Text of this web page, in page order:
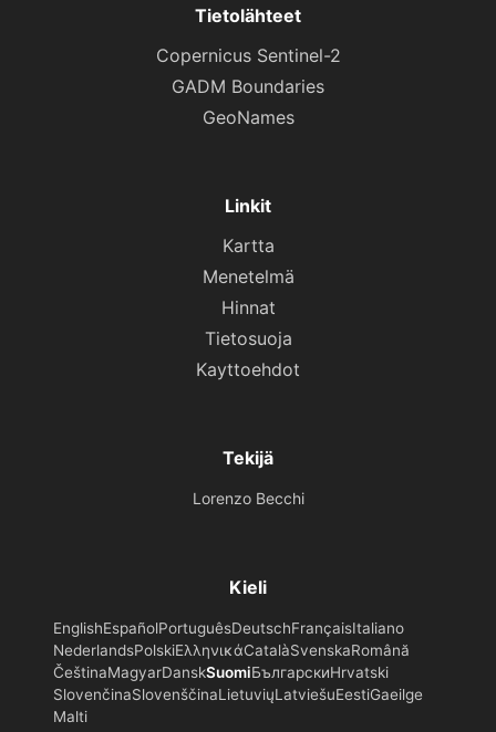
Tietolähteet
Copernicus Sentinel-2
GADM Boundaries
GeoNames
Linkit
Kartta
Menetelmä
Hinnat
Tietosuoja
Kayttoehdot
Tekijä
Lorenzo Becchi
Kieli
EnglishEspañolPortuguêsDeutschFrançaisItaliano
NederlandsPolskiΕλληνικάCatalàSvenskaRomână
ČeštinaMagyarDanskSuomiБългарскиHrvatski
SlovenčinaSlovenščinaLietuviųLatviešuEestiGaeilge
Malti